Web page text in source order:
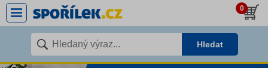
0
Hledat